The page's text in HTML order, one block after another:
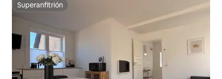
Superanfitrión
Superanfitrión